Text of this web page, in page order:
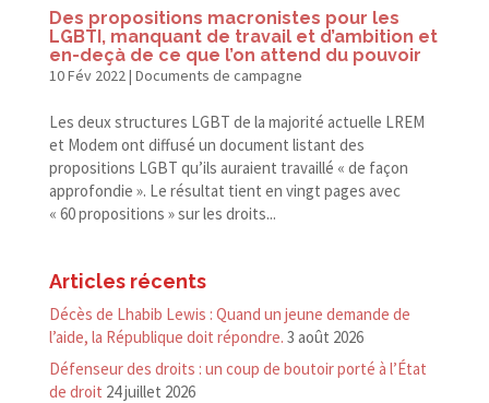
Des propositions macronistes pour les
LGBTI, manquant de travail et d’ambition et
en-​deçà de ce que l’on attend du pouvoir
10 Fév 2022| Documents de campagne
Les deux structures LGBT de la majorité actuelle LREM
et Modem ont diffusé un document listant des
propositions LGBT qu’ils auraient travaillé « de façon
approfondie ». Le résultat tient en vingt pages avec
« 60 propositions » sur les droits...
Articles récents
Décès de Lhabib Lewis : Quand un jeune demande de
l’aide, la République doit répondre. 3 août 2026
Défenseur des droits : un coup de boutoir porté à l’État
de droit 24 juillet 2026